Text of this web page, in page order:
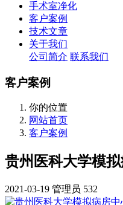
手术室净化
客户案例
技术文章
关于我们
公司简介 联系我们
客户案例
你的位置
网站首页
客户案例
贵州医科大学模
2021-03-19 管理员 532